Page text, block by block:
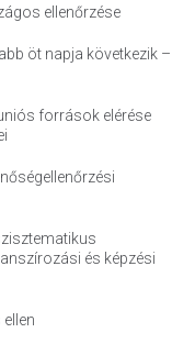
ellenőrzése
öt napja következik –
források elérése
és képzési